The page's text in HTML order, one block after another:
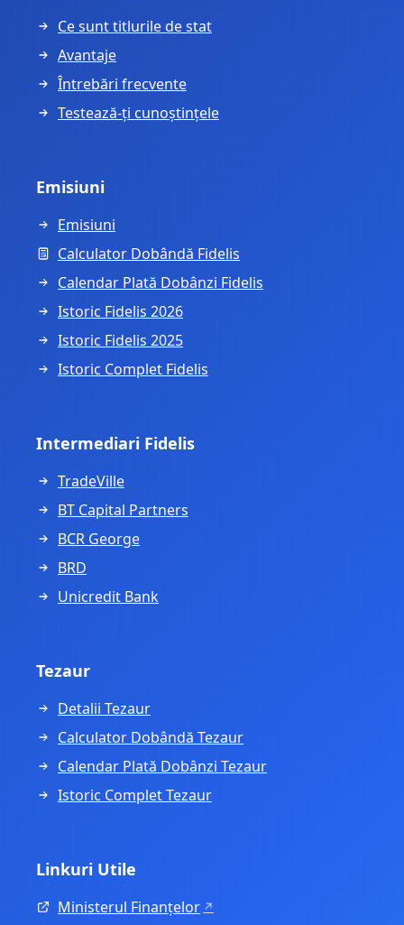
Ce sunt titlurile de stat
Avantaje
Întrebări frecvente
Testează-ți cunoștințele
Emisiuni
Emisiuni
Calculator Dobândă Fidelis
Calendar Plată Dobânzi Fidelis
Istoric Fidelis 2026
Istoric Fidelis 2025
Istoric Complet Fidelis
Intermediari Fidelis
TradeVille
BT Capital Partners
BCR George
BRD
Unicredit Bank
Tezaur
Detalii Tezaur
Calculator Dobândă Tezaur
Calendar Plată Dobânzi Tezaur
Istoric Complet Tezaur
Linkuri Utile
Ministerul Finanțelor